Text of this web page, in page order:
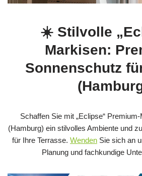
☀️ Stilvolle
Markisen:
Sonnenschutz
Schaffen Sie mit „Eclipse“
(Hamburg) ein stilvolles Ambiente und
für Ihre Terrasse. Wenden Sie sich an
Planung und fachkundige